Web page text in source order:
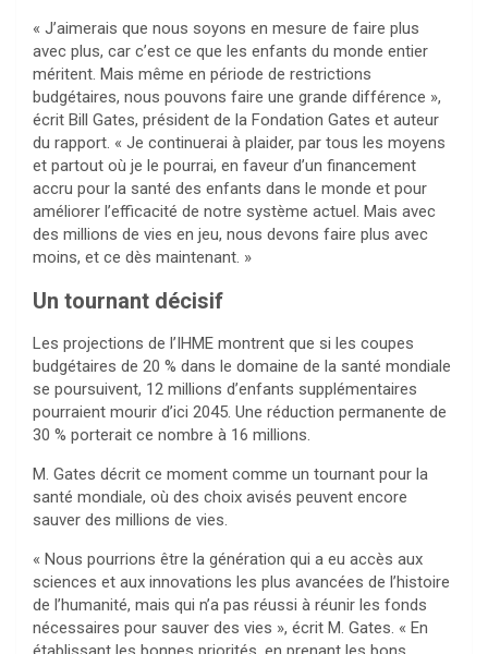
« J’aimerais que nous soyons en mesure de faire plus
avec plus, car c’est ce que les enfants du monde entier
méritent. Mais même en période de restrictions
budgétaires, nous pouvons faire une grande différence »,
écrit Bill Gates, président de la Fondation Gates et auteur
du rapport. « Je continuerai à plaider, par tous les moyens
et partout où je le pourrai, en faveur d’un financement
accru pour la santé des enfants dans le monde et pour
améliorer l’efficacité de notre système actuel. Mais avec
des millions de vies en jeu, nous devons faire plus avec
moins, et ce dès maintenant. »
Un tournant décisif
Les projections de l’IHME montrent que si les coupes
budgétaires de 20 % dans le domaine de la santé mondiale
se poursuivent, 12 millions d’enfants supplémentaires
pourraient mourir d’ici 2045. Une réduction permanente de
30 % porterait ce nombre à 16 millions.
M. Gates décrit ce moment comme un tournant pour la
santé mondiale, où des choix avisés peuvent encore
sauver des millions de vies.
« Nous pourrions être la génération qui a eu accès aux
sciences et aux innovations les plus avancées de l’histoire
de l’humanité, mais qui n’a pas réussi à réunir les fonds
nécessaires pour sauver des vies », écrit M. Gates. « En